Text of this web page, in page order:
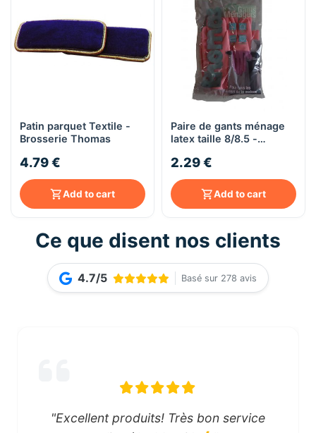
Patin parquet Textile -
Brosserie Thomas
4.79 €
Add to cart
Paire de gants ménage
latex taille 8/8.5 -
2.29 €
Add to cart
Ce que disent nos clients
4.7/5 Basé sur 278 avis
"Excellent produits! Très bon service